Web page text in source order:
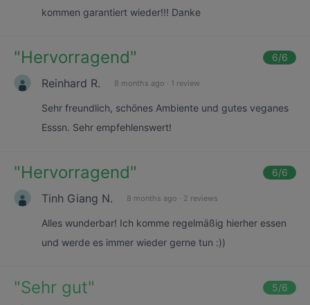
kommen garantiert wieder!!! Danke
"Hervorragend" 6/6
Reinhard R. 8 months ago · 1 review
Sehr freundlich, schönes Ambiente und gutes veganes
Esssn. Sehr empfehlenswert!
"Hervorragend" 6/6
Tinh Giang N. 8 months ago · 2 reviews
Alles wunderbar! Ich komme regelmäßig hierher essen
und werde es immer wieder gerne tun :))
"Sehr gut" 5/6